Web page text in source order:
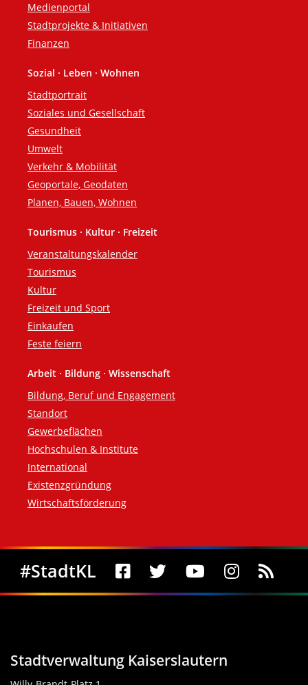
Medienportal
Stadtprojekte & Initiativen
Finanzen
Sozial · Leben · Wohnen
Stadtportrait
Soziales und Gesellschaft
Gesundheit
Umwelt
Verkehr & Mobilität
Geoportale, Geodaten
Planen, Bauen, Wohnen
Tourismus · Kultur · Freizeit
Veranstaltungskalender
Tourismus
Kultur
Freizeit und Sport
Einkaufen
Feste feiern
Arbeit · Bildung · Wissenschaft
Bildung, Beruf und Engagement
Standort
Gewerbeflächen
Hochschulen & Institute
International
Existenzgründung
Wirtschaftsförderung
Social Media
#StadtKL
Stadtverwaltung Kaiserslautern